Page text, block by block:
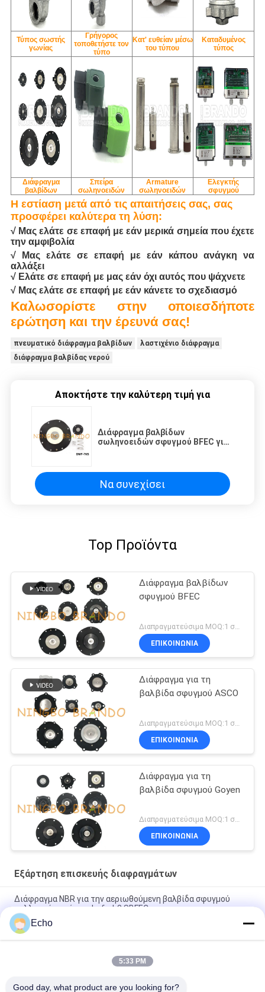
Τύπος σωστής
γωνίας
Γρήγορος
τοποθετήστε τον
τύπο
Κατ' ευθείαν μέσω
του τύπου
Καταδυμένος
τύπος
Διάφραγμα
βαλβίδων
Σπείρα
σωληνοειδών
Armature
σωληνοειδών
Ελεγκτής
σφυγμού
Η εστίαση μετά από τις απαιτήσεις σας, σας
προσφέρει καλύτερα τη λύση:
√ Μας ελάτε σε επαφή με εάν μερικά σημεία που έχετε
την αμφιβολία
√ Μας ελάτε σε επαφή με εάν κάπου ανάγκη να
αλλάξει
√ Ελάτε σε επαφή με μας εάν όχι αυτός που ψάχνετε
√ Μας ελάτε σε επαφή με εάν κάνετε το σχεδιασμό
Καλωσορίστε στην οποιεσδήποτε
ερώτηση και την έρευνά σας!
πνευματικό διάφραγμα βαλβίδων
λαστιχένιο διάφραγμα
διάφραγμα βαλβίδας νερού
Αποκτήστε την καλύτερη τιμή για
Διάφραγμα βαλβίδων
σωληνοειδών σφυγμού BFEC για
Να συνεχίσει
Top Προϊόντα
Διάφραγμα βαλβίδων
σφυγμού BFEC
ΕΠΙΚΟΙΝΩΝΙΑ
Διάφραγμα για τη
βαλβίδα σφυγμού ASCO
ΕΠΙΚΟΙΝΩΝΙΑ
Διάφραγμα για τη
βαλβίδα σφυγμού Goyen
Διαπραγματεύσιμα MOQ:1 σύνολο
ΕΠΙΚΟΙΝΩΝΙΑ
Εξάρτηση επισκευής διαφραγμάτων
Διάφραγμα NBR για την αεριωθούμενη βαλβίδα σφυγμού
συλλεκτών σκόνης dmf-zl-β SBFEC
Διάφραγμα για την αεριωθούμενη βαλβίδα 3/4» dmf-ζ-20
dmf-ZM-20 σφυγμού BFEC
Διάφραγμα για τη βαλβίδα 1 σφυγμού SBFEC» dmf-ζ-25 dmf-
Echo
5:33 PM
Good day, what product are you looking for?